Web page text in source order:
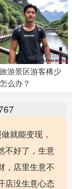
旅游景区游客稀少
怎么办？
就能变现，
不好了，生意
，店里生意不
店没生意心态